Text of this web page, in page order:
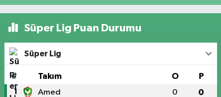
Süper Lig Puan Durumu
Süper Lig
# Takım O P
1 Amed 0 0